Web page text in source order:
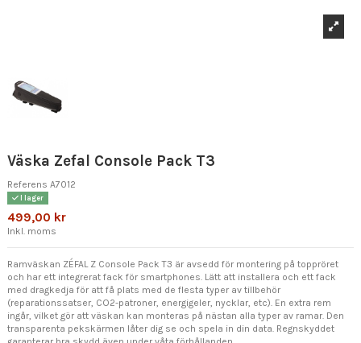
Väska Zefal Console Pack T3
Referens A7012
I lager
499,00 kr
Inkl. moms
Ramväskan ZÉFAL Z Console Pack T3 är avsedd för montering på toppröret
och har ett integrerat fack för smartphones. Lätt att installera och ett fack
med dragkedja för att få plats med de flesta typer av tillbehör
(reparationssatser, CO2-patroner, energigeler, nycklar, etc). En extra rem
ingår, vilket gör att väskan kan monteras på nästan alla typer av ramar. Den
transparenta pekskärmen låter dig se och spela in din data. Regnskyddet